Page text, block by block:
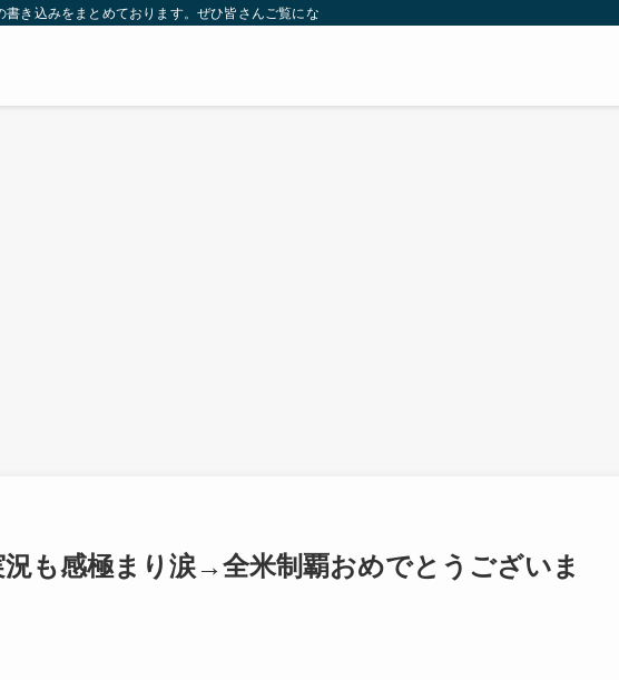
き込みをまとめております。ぜひ皆さんご覧になっていってください。
も感極まり涙→全米制覇おめでとうございま